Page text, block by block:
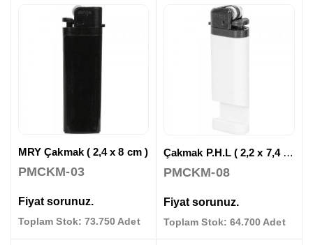
MRY Çakmak ( 2,4 x 8 cm )
PMCKM-03
Fiyat sorunuz.
Toplam Stok: 73.750 Adet
Çakmak P.H.L ( 2,2 x 7,4 cm )
PMCKM-08
Fiyat sorunuz.
Toplam Stok: 64.700 Adet